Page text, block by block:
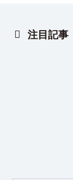
注目記事